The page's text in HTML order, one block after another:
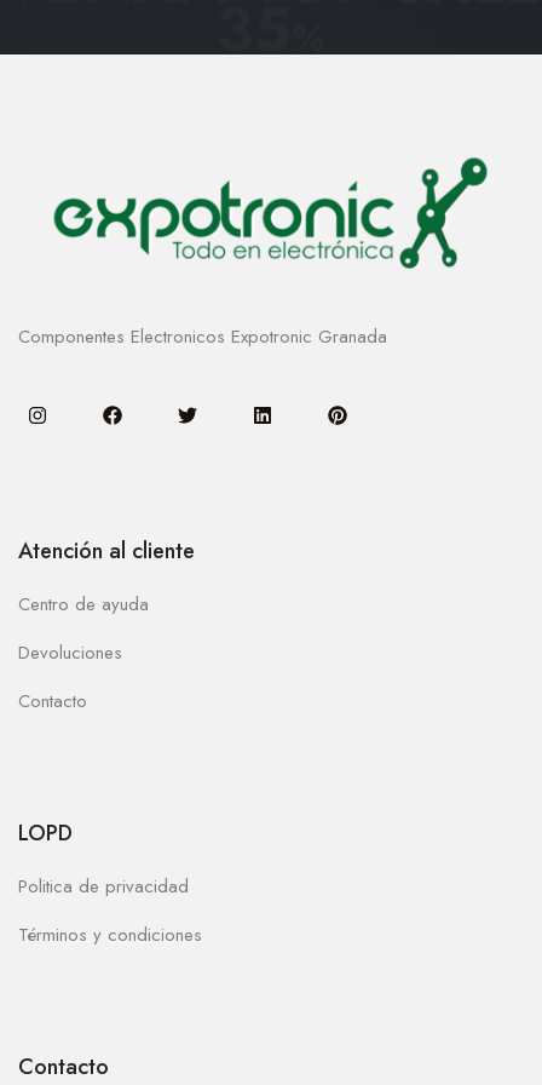
35
Componentes Electronicos Expotronic Granada
Atención al cliente
Centro de ayuda
Devoluciones
Contacto
LOPD
Politica de privacidad
Términos y condiciones
Contacto